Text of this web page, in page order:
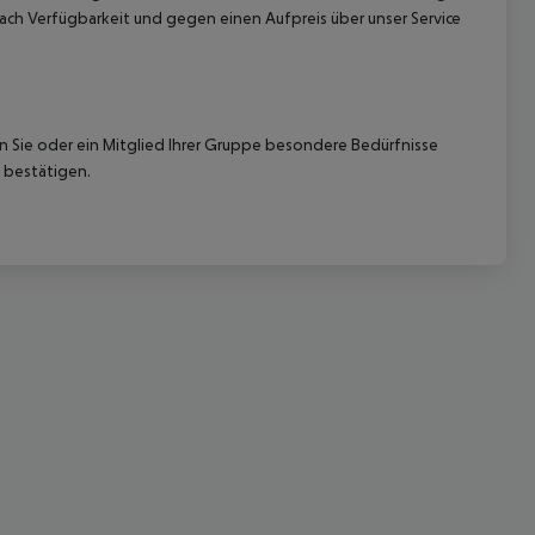
Verfügbarkeit und gegen einen Aufpreis über unser Service
oder ein Mitglied Ihrer Gruppe besondere Bedürfnisse
bestätigen.